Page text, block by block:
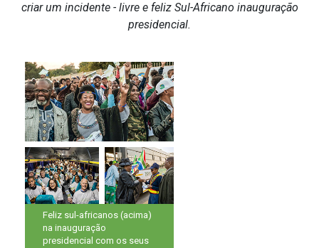
criar um incidente - livre e feliz Sul-Africano inauguração
presidencial.
Feliz sul-africanos (acima)
na inauguração
presidencial com os seus